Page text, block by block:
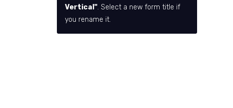
Vertical". Select a new form title if
you rename it.